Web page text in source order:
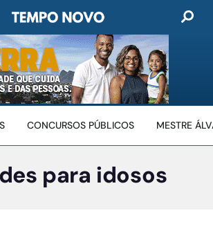
CONCURSOS PÚBLICOS MESTRE
para idosos